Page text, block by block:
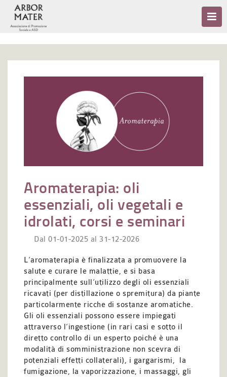
Aromaterapia: oli
essenziali, oli vegetali e
idrolati, corsi e seminari
Dal 01-01-2025 al 31-12-2026
L’aromaterapia è finalizzata a promuovere la
salute e curare le malattie, e si basa
principalmente sull’utilizzo degli oli essenziali
ricavati (per distillazione o spremitura) da piante
particolarmente ricche di sostanze aromatiche.
Gli oli essenziali possono essere impiegati
attraverso l’ingestione (in rari casi e sotto il
diretto controllo di un esperto poiché è una
modalità di somministrazione non scevra di
potenziali effetti collaterali), i gargarismi, la
fumigazione, la vaporizzazione, i massaggi, gli